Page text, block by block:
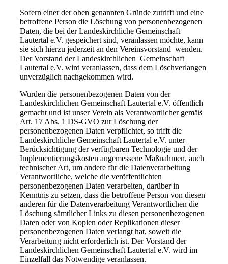
Sofern einer der oben genannten Gründe zutrifft und eine
betroffene Person die Löschung von personenbezogenen
Daten, die bei der Landeskirchliche Gemeinschaft
Lautertal e.V. gespeichert sind, veranlassen möchte, kann
sie sich hierzu jederzeit an den Vereinsvorstand wenden.
Der Vorstand der Landeskirchlichen Gemeinschaft
Lautertal e.V. wird veranlassen, dass dem Löschverlangen
unverzüglich nachgekommen wird.
Wurden die personenbezogenen Daten von der
Landeskirchlichen Gemeinschaft Lautertal e.V. öffentlich
gemacht und ist unser Verein als Verantwortlicher gemäß
Art. 17 Abs. 1 DS-GVO zur Löschung der
personenbezogenen Daten verpflichtet, so trifft die
Landeskirchliche Gemeinschaft Lautertal e.V. unter
Berücksichtigung der verfügbaren Technologie und der
Implementierungskosten angemessene Maßnahmen, auch
technischer Art, um andere für die Datenverarbeitung
Verantwortliche, welche die veröffentlichten
personenbezogenen Daten verarbeiten, darüber in
Kenntnis zu setzen, dass die betroffene Person von diesen
anderen für die Datenverarbeitung Verantwortlichen die
Löschung sämtlicher Links zu diesen personenbezogenen
Daten oder von Kopien oder Replikationen dieser
personenbezogenen Daten verlangt hat, soweit die
Verarbeitung nicht erforderlich ist. Der Vorstand der
Landeskirchlichen Gemeinschaft Lautertal e.V. wird im
Einzelfall das Notwendige veranlassen.